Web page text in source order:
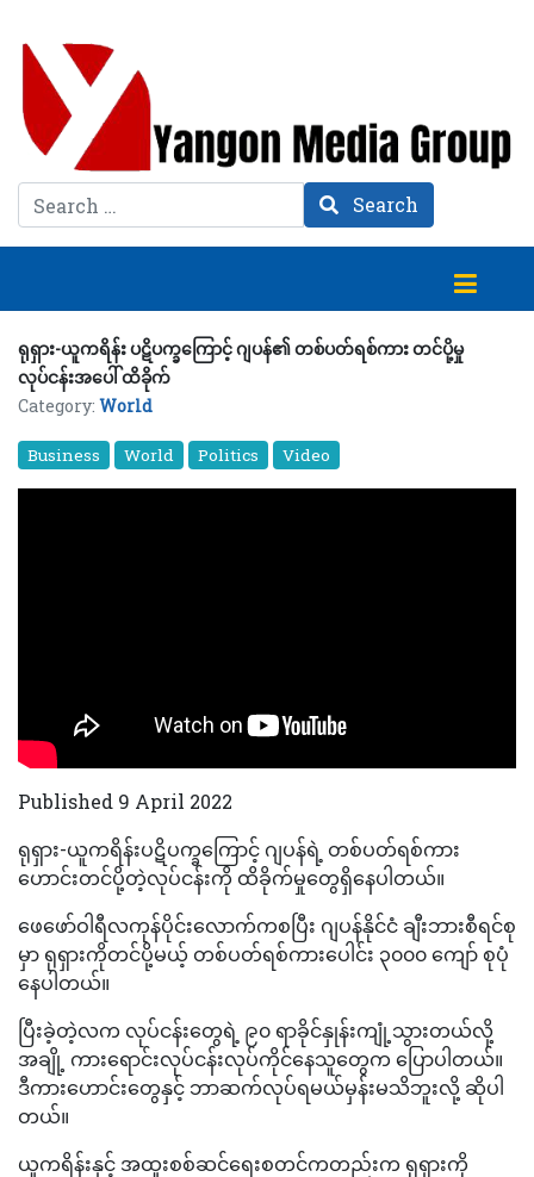
Search Search
ရုရှား-ယူကရိန်း ပဋိပက္ခကြောင့် ဂျပန်၏ တစ်ပတ်ရစ်ကား တင်ပို့မှု
လုပ်ငန်းအပေါ် ထိခိုက်
Category: World
Business World Politics Video
Published 9 April 2022
ရုရှား-ယူကရိန်းပဋိပက္ခကြောင့် ဂျပန်ရဲ့ တစ်ပတ်ရစ်ကား
ဟောင်းတင်ပို့တဲ့လုပ်ငန်းကို ထိခိုက်မှုတွေရှိနေပါတယ်။
ဖေဖော်ဝါရီလကုန်ပိုင်းလောက်ကစပြီး ဂျပန်နိုင်ငံ ချီးဘားစီရင်စု
မှာ ရုရှားကိုတင်ပို့မယ့် တစ်ပတ်ရစ်ကားပေါင်း ၃၀၀၀ ကျော် စုပုံ
နေပါတယ်။
ပြီးခဲ့တဲ့လက လုပ်ငန်းတွေရဲ့ ၉၀ ရာခိုင်နှုန်းကျုံ့သွားတယ်လို့
အချို့ ကားရောင်းလုပ်ငန်းလုပ်ကိုင်နေသူတွေက ပြောပါတယ်။
ဒီကားဟောင်းတွေနှင့် ဘာဆက်လုပ်ရမယ်မှန်းမသိဘူးလို့ ဆိုပါ
တယ်။
ယူကရိန်းနှင့် အထူးစစ်ဆင်ရေးစတင်ကတည်းက ရုရှားကို